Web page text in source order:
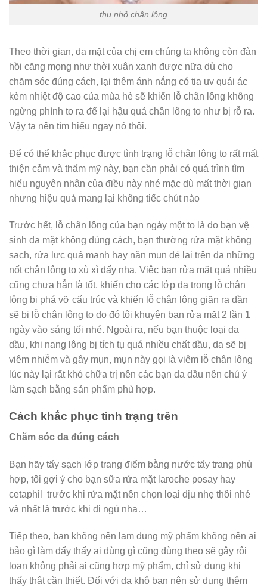
thu nhỏ chân lông
Theo thời gian, da mặt của chị em chúng ta không còn đàn
hồi căng mọng như thời xuân xanh được nữa dù cho
chăm sóc đúng cách, lại thêm ánh nắng có tia uv quái ác
kèm nhiệt độ cao của mùa hè sẽ khiến lỗ chân lông không
ngừng phình to ra để lại hậu quả chân lông to như bị rỗ ra.
Vậy ta nên tìm hiểu ngay nó thôi.
Để có thể khắc phục được tình trạng lỗ chân lông to rất mất
thiện cảm và thẩm mỹ này, bạn cần phải có quá trình tìm
hiểu nguyên nhân của điều này nhé mặc dù mất thời gian
nhưng hiệu quả mang lại không tiếc chút nào
Trước hết, lỗ chân lông của bạn ngày một to là do bạn vệ
sinh da mặt không đúng cách, bạn thường rửa mặt không
sạch, rửa lực quá mạnh hay nặn mụn đẻ lại trên da những
nốt chân lông to xù xì đấy nha. Việc bạn rửa mặt quá nhiều
cũng chưa hẳn là tốt, khiến cho các lớp da trong lỗ chân
lông bị phá vỡ cấu trúc và khiến lỗ chân lông giãn ra dần
sẽ bị lỗ chân lông to do đó tôi khuyên bạn rửa mặt 2 lần 1
ngày vào sáng tối nhé. Ngoài ra, nếu bạn thuộc loại da
dầu, khi nang lông bị tích tụ quá nhiều chất dầu, da sẽ bị
viêm nhiễm và gây mụn, mụn này gọi là viêm lỗ chân lông
lúc này lại rất khó chữa trị nên các bạn da dầu nên chú ý
làm sạch bằng sản phẩm phù hợp.
Cách khắc phục tình trạng trên
Chăm sóc da đúng cách
Bạn hãy tẩy sạch lớp trang điểm bằng nước tẩy trang phù
hợp, tôi gợi ý cho bạn sữa rửa mặt laroche posay hay
cetaphil trước khi rửa mặt nên chọn loại dịu nhẹ thôi nhé
và nhất là trước khi đi ngủ nha…
Tiếp theo, bạn không nên lạm dụng mỹ phẩm không nên ai
bảo gì làm đấy thấy ai dùng gì cũng dùng theo sẽ gây rôi
loạn không phải ai cũng hợp mỹ phẩm, chỉ sử dụng khi
thấy thật cần thiết. Đối với da khô bạn nên sử dụng thêm